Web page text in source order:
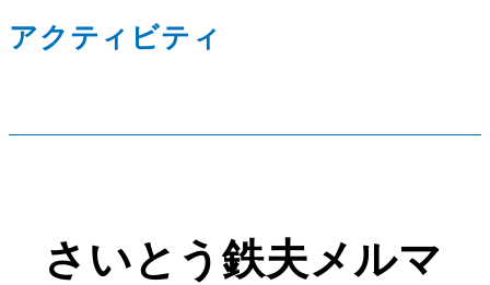
アクティビティ
さいとう鉄夫メルマ